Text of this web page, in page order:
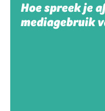
Hoe spreek je
mediagebruik